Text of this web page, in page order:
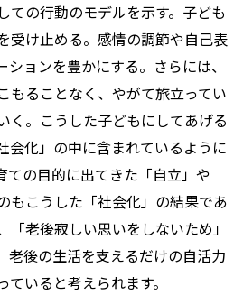
ての行動のモデルを示す。子ども
受け止める。感情の調節や自己表
ョンを豊かにする。さらには、
もることなく、やがて旅立ってい
く。こうした子どもにしてあげる
会化」の中に含まれているように
ての目的に出てきた「自立」や
もこうした「社会化」の結果であ
「老後寂しい思いをしないため」
老後の生活を支えるだけの自活力
いると考えられます。